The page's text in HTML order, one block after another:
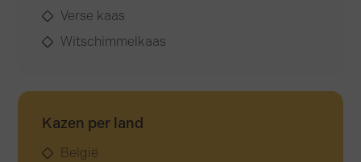
Verse kaas
Witschimmelkaas
Kazen per land
België